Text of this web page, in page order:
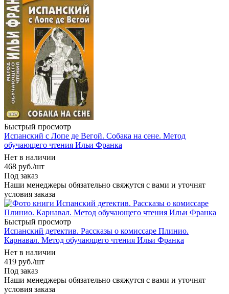
Быстрый просмотр
Испанский с Лопе де Вегой. Собака на сене. Метод
обучающего чтения Ильи Франка
Нет в наличии
468 руб./шт
Под заказ
Наши менеджеры обязательно свяжутся с вами и уточнят
условия заказа
Быстрый просмотр
Испанский детектив. Рассказы о комиссаре Плинио.
Карнавал. Метод обучающего чтения Ильи Франка
Нет в наличии
419 руб./шт
Под заказ
Наши менеджеры обязательно свяжутся с вами и уточнят
условия заказа